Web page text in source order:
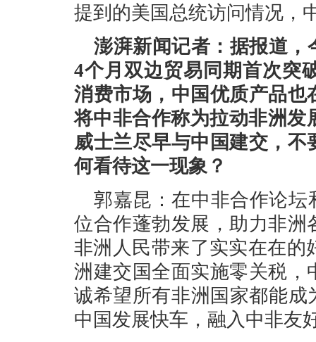
提到的美国总统访问情况，
澎湃新闻记者：据报道，
4个月双边贸易同期首次突
消费市场，中国优质产品
将中非合作称为拉动非洲发
威士兰尽早与中国建交，
何看待这一现象？
郭嘉昆：在中非合作论坛
位合作蓬勃发展，助力非
非洲人民带来了实实在在的
洲建交国全面实施零关税
诚希望所有非洲国家都能成
中国发展快车，融入中非友